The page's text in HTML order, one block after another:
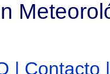
| Contacto |